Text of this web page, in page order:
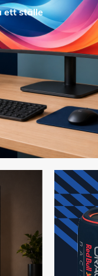
ett ställe